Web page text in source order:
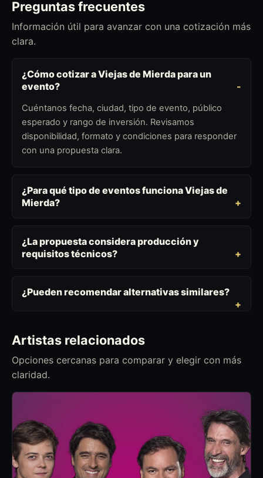
Preguntas frecuentes
Información útil para avanzar con una cotización más
clara.
¿Cómo cotizar a Viejas de Mierda para un
evento?
Cuéntanos fecha, ciudad, tipo de evento, público
esperado y rango de inversión. Revisamos
disponibilidad, formato y condiciones para responder
con una propuesta clara.
¿Para qué tipo de eventos funciona Viejas de
Mierda?
¿La propuesta considera producción y
requisitos técnicos?
¿Pueden recomendar alternativas similares?
Artistas relacionados
Opciones cercanas para comparar y elegir con más
claridad.